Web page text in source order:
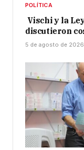
POLÍTICA
Vischi y la
discutieron
5 de agosto de 2026